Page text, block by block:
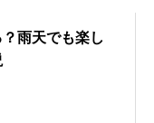
雨天でも楽し